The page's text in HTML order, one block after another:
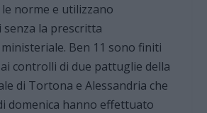
norme e utilizzano
la prescritta
Ben 11 sono finiti
controlli di due pattuglie della
di Tortona e Alessandria che
domenica hanno effettuato